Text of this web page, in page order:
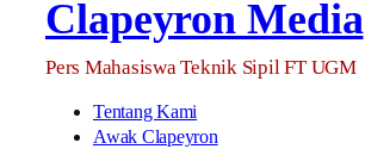
Clapeyron Media
Pers Mahasiswa Teknik Sipil FT UGM
Tentang Kami
Awak Clapeyron